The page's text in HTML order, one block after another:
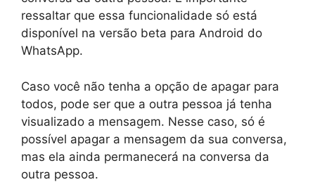
ressaltar que essa funcionalidade só está
disponível na versão beta para Android do
WhatsApp.
Caso você não tenha a opção de apagar para
todos, pode ser que a outra pessoa já tenha
visualizado a mensagem. Nesse caso, só é
possível apagar a mensagem da sua conversa,
mas ela ainda permanecerá na conversa da
outra pessoa.